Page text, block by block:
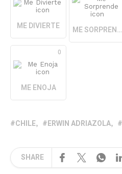
ME DIVIERTE ME SORPRENDE
0
ME ENOJA
CHILE ERWIN ADRIAZOLA
SHARE